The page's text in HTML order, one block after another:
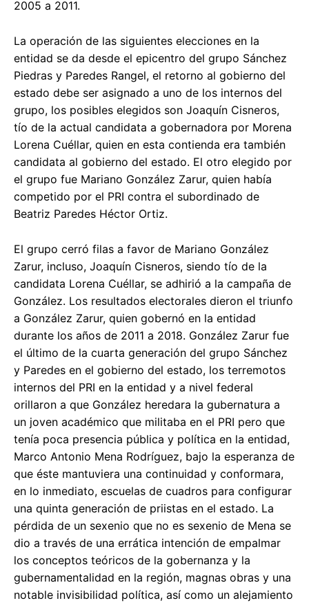
2005 a 2011.
La operación de las siguientes elecciones en la
entidad se da desde el epicentro del grupo Sánchez
Piedras y Paredes Rangel, el retorno al gobierno del
estado debe ser asignado a uno de los internos del
grupo, los posibles elegidos son Joaquín Cisneros,
tío de la actual candidata a gobernadora por Morena
Lorena Cuéllar, quien en esta contienda era también
candidata al gobierno del estado. El otro elegido por
el grupo fue Mariano González Zarur, quien había
competido por el PRI contra el subordinado de
Beatriz Paredes Héctor Ortiz.
El grupo cerró filas a favor de Mariano González
Zarur, incluso, Joaquín Cisneros, siendo tío de la
candidata Lorena Cuéllar, se adhirió a la campaña de
González. Los resultados electorales dieron el triunfo
a González Zarur, quien gobernó en la entidad
durante los años de 2011 a 2018. González Zarur fue
el último de la cuarta generación del grupo Sánchez
y Paredes en el gobierno del estado, los terremotos
internos del PRI en la entidad y a nivel federal
orillaron a que González heredara la gubernatura a
un joven académico que militaba en el PRI pero que
tenía poca presencia pública y política en la entidad,
Marco Antonio Mena Rodríguez, bajo la esperanza de
que éste mantuviera una continuidad y conformara,
en lo inmediato, escuelas de cuadros para configurar
una quinta generación de priistas en el estado. La
pérdida de un sexenio que no es sexenio de Mena se
dio a través de una errática intención de empalmar
los conceptos teóricos de la gobernanza y la
gubernamentalidad en la región, magnas obras y una
notable invisibilidad política, así como un alejamiento